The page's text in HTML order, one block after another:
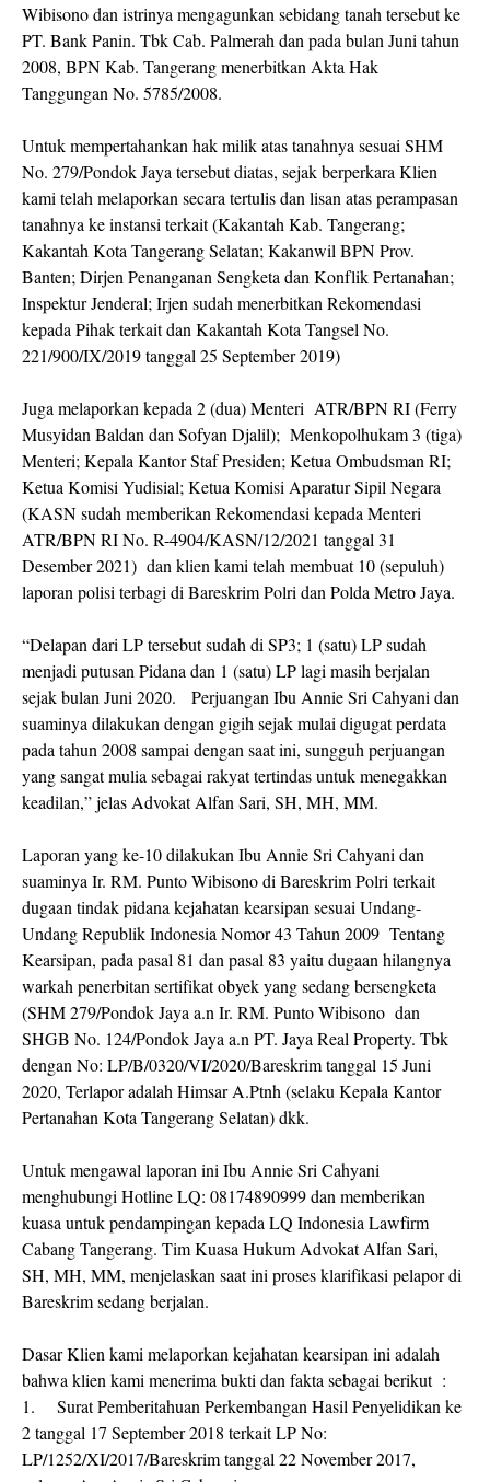
Wibisono dan istrinya mengagunkan sebidang tanah tersebut ke
PT. Bank Panin. Tbk Cab. Palmerah dan pada bulan Juni tahun
2008, BPN Kab. Tangerang menerbitkan Akta Hak
Tanggungan No. 5785/2008.
Untuk mempertahankan hak milik atas tanahnya sesuai SHM
No. 279/Pondok Jaya tersebut diatas, sejak berperkara Klien
kami telah melaporkan secara tertulis dan lisan atas perampasan
tanahnya ke instansi terkait (Kakantah Kab. Tangerang;
Kakantah Kota Tangerang Selatan; Kakanwil BPN Prov.
Banten; Dirjen Penanganan Sengketa dan Konflik Pertanahan;
Inspektur Jenderal; Irjen sudah menerbitkan Rekomendasi
kepada Pihak terkait dan Kakantah Kota Tangsel No.
221/900/IX/2019 tanggal 25 September 2019)
Juga melaporkan kepada 2 (dua) Menteri ATR/BPN RI (Ferry
Musyidan Baldan dan Sofyan Djalil); Menkopolhukam 3 (tiga)
Menteri; Kepala Kantor Staf Presiden; Ketua Ombudsman RI;
Ketua Komisi Yudisial; Ketua Komisi Aparatur Sipil Negara
(KASN sudah memberikan Rekomendasi kepada Menteri
ATR/BPN RI No. R-4904/KASN/12/2021 tanggal 31
Desember 2021) dan klien kami telah membuat 10 (sepuluh)
laporan polisi terbagi di Bareskrim Polri dan Polda Metro Jaya.
“Delapan dari LP tersebut sudah di SP3; 1 (satu) LP sudah
menjadi putusan Pidana dan 1 (satu) LP lagi masih berjalan
sejak bulan Juni 2020. Perjuangan Ibu Annie Sri Cahyani dan
suaminya dilakukan dengan gigih sejak mulai digugat perdata
pada tahun 2008 sampai dengan saat ini, sungguh perjuangan
yang sangat mulia sebagai rakyat tertindas untuk menegakkan
keadilan,” jelas Advokat Alfan Sari, SH, MH, MM.
Laporan yang ke-10 dilakukan Ibu Annie Sri Cahyani dan
suaminya Ir. RM. Punto Wibisono di Bareskrim Polri terkait
dugaan tindak pidana kejahatan kearsipan sesuai Undang-
Undang Republik Indonesia Nomor 43 Tahun 2009 Tentang
Kearsipan, pada pasal 81 dan pasal 83 yaitu dugaan hilangnya
warkah penerbitan sertifikat obyek yang sedang bersengketa
(SHM 279/Pondok Jaya a.n Ir. RM. Punto Wibisono dan
SHGB No. 124/Pondok Jaya a.n PT. Jaya Real Property. Tbk
dengan No: LP/B/0320/VI/2020/Bareskrim tanggal 15 Juni
2020, Terlapor adalah Himsar A.Ptnh (selaku Kepala Kantor
Pertanahan Kota Tangerang Selatan) dkk.
Untuk mengawal laporan ini Ibu Annie Sri Cahyani
menghubungi Hotline LQ: 08174890999 dan memberikan
kuasa untuk pendampingan kepada LQ Indonesia Lawfirm
Cabang Tangerang. Tim Kuasa Hukum Advokat Alfan Sari,
SH, MH, MM, menjelaskan saat ini proses klarifikasi pelapor di
Bareskrim sedang berjalan.
Dasar Klien kami melaporkan kejahatan kearsipan ini adalah
bahwa klien kami menerima bukti dan fakta sebagai berikut :
1.
Surat Pemberitahuan Perkembangan Hasil Penyelidikan ke
2 tanggal 17 September 2018 terkait LP No:
LP/1252/XI/2017/Bareskrim tanggal 22 November 2017,